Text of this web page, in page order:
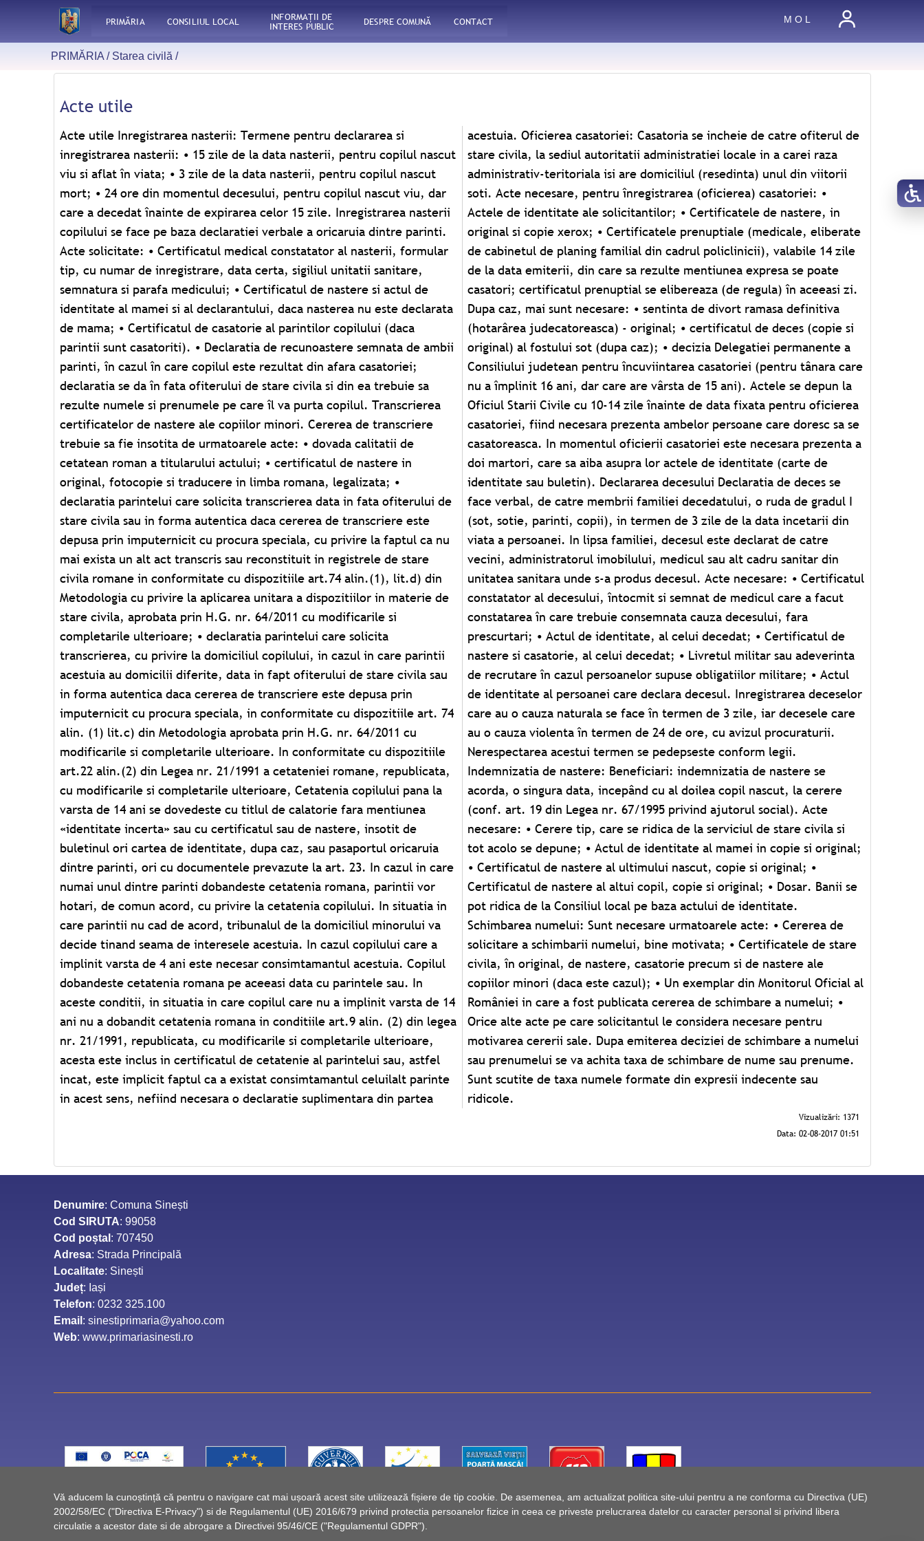
Vă aducem la cunoștință că pentru o navigare cat mai ușoară acest site utilizează fișiere de tip cookie. De asemenea, am actualizat politica site-ului pentru a ne conforma cu Directiva (UE)
2002/58/EC ("Directiva E-Privacy") si de Regulamentul (UE) 2016/679 privind protectia persoanelor fizice in ceea ce priveste prelucrarea datelor cu caracter personal si privind libera
circulatie a acestor date si de abrogare a Directivei 95/46/CE ("Regulamentul GDPR").
PRIMĂRIA CONSILIUL LOCAL INFORMAŢII DE
INTERES PUBLIC DESPRE COMUNĂ CONTACT M O L
PRIMĂRIA / Starea civilă /
Acte utile
Acte utile Inregistrarea nasterii: Termene pentru declararea si
inregistrarea nasterii: • 15 zile de la data nasterii, pentru copilul nascut
viu si aflat în viata; • 3 zile de la data nasterii, pentru copilul nascut
mort; • 24 ore din momentul decesului, pentru copilul nascut viu, dar
care a decedat înainte de expirarea celor 15 zile. Inregistrarea nasterii
copilului se face pe baza declaratiei verbale a oricaruia dintre parinti.
Acte solicitate: • Certificatul medical constatator al nasterii, formular
tip, cu numar de inregistrare, data certa, sigiliul unitatii sanitare,
semnatura si parafa medicului; • Certificatul de nastere si actul de
identitate al mamei si al declarantului, daca nasterea nu este declarata
de mama; • Certificatul de casatorie al parintilor copilului (daca
parintii sunt casatoriti). • Declaratia de recunoastere semnata de ambii
parinti, în cazul în care copilul este rezultat din afara casatoriei;
declaratia se da în fata ofiterului de stare civila si din ea trebuie sa
rezulte numele si prenumele pe care îl va purta copilul. Transcrierea
certificatelor de nastere ale copiilor minori. Cererea de transcriere
trebuie sa fie insotita de urmatoarele acte: • dovada calitatii de
cetatean roman a titularului actului; • certificatul de nastere in
original, fotocopie si traducere in limba romana, legalizata; •
declaratia parintelui care solicita transcrierea data in fata ofiterului de
stare civila sau in forma autentica daca cererea de transcriere este
depusa prin imputernicit cu procura speciala, cu privire la faptul ca nu
mai exista un alt act transcris sau reconstituit in registrele de stare
civila romane in conformitate cu dispozitiile art.74 alin.(1), lit.d) din
Metodologia cu privire la aplicarea unitara a dispozitiilor in materie de
stare civila, aprobata prin H.G. nr. 64/2011 cu modificarile si
completarile ulterioare; • declaratia parintelui care solicita
transcrierea, cu privire la domiciliul copilului, in cazul in care parintii
acestuia au domicilii diferite, data in fapt ofiterului de stare civila sau
in forma autentica daca cererea de transcriere este depusa prin
imputernicit cu procura speciala, in conformitate cu dispozitiile art. 74
alin. (1) lit.c) din Metodologia aprobata prin H.G. nr. 64/2011 cu
modificarile si completarile ulterioare. In conformitate cu dispozitiile
art.22 alin.(2) din Legea nr. 21/1991 a cetateniei romane, republicata,
cu modificarile si completarile ulterioare, Cetatenia copilului pana la
varsta de 14 ani se dovedeste cu titlul de calatorie fara mentiunea
«identitate incerta» sau cu certificatul sau de nastere, insotit de
buletinul ori cartea de identitate, dupa caz, sau pasaportul oricaruia
dintre parinti, ori cu documentele prevazute la art. 23. In cazul in care
numai unul dintre parinti dobandeste cetatenia romana, parintii vor
hotari, de comun acord, cu privire la cetatenia copilului. In situatia in
care parintii nu cad de acord, tribunalul de la domiciliul minorului va
decide tinand seama de interesele acestuia. In cazul copilului care a
implinit varsta de 4 ani este necesar consimtamantul acestuia. Copilul
dobandeste cetatenia romana pe aceeasi data cu parintele sau. In
aceste conditii, in situatia in care copilul care nu a implinit varsta de 14
ani nu a dobandit cetatenia romana in conditiile art.9 alin. (2) din legea
nr. 21/1991, republicata, cu modificarile si completarile ulterioare,
acesta este inclus in certificatul de cetatenie al parintelui sau, astfel
incat, este implicit faptul ca a existat consimtamantul celuilalt parinte
in acest sens, nefiind necesara o declaratie suplimentara din partea
acestuia. Oficierea casatoriei: Casatoria se incheie de catre ofiterul de
stare civila, la sediul autoritatii administratiei locale in a carei raza
administrativ-teritoriala isi are domiciliul (resedinta) unul din viitorii
soti. Acte necesare, pentru înregistrarea (oficierea) casatoriei: •
Actele de identitate ale solicitantilor; • Certificatele de nastere, in
original si copie xerox; • Certificatele prenuptiale (medicale, eliberate
de cabinetul de planing familial din cadrul policlinicii), valabile 14 zile
de la data emiterii, din care sa rezulte mentiunea expresa se poate
casatori; certificatul prenuptial se elibereaza (de regula) în aceeasi zi.
Dupa caz, mai sunt necesare: • sentinta de divort ramasa definitiva
(hotarârea judecatoreasca) - original; • certificatul de deces (copie si
original) al fostului sot (dupa caz); • decizia Delegatiei permanente a
Consiliului judetean pentru încuviintarea casatoriei (pentru tânara care
nu a împlinit 16 ani, dar care are vârsta de 15 ani). Actele se depun la
Oficiul Starii Civile cu 10-14 zile înainte de data fixata pentru oficierea
casatoriei, fiind necesara prezenta ambelor persoane care doresc sa se
casatoreasca. In momentul oficierii casatoriei este necesara prezenta a
doi martori, care sa aiba asupra lor actele de identitate (carte de
identitate sau buletin). Declararea decesului Declaratia de deces se
face verbal, de catre membrii familiei decedatului, o ruda de gradul I
(sot, sotie, parinti, copii), in termen de 3 zile de la data incetarii din
viata a persoanei. In lipsa familiei, decesul este declarat de catre
vecini, administratorul imobilului, medicul sau alt cadru sanitar din
unitatea sanitara unde s-a produs decesul. Acte necesare: • Certificatul
constatator al decesului, întocmit si semnat de medicul care a facut
constatarea în care trebuie consemnata cauza decesului, fara
prescurtari; • Actul de identitate, al celui decedat; • Certificatul de
nastere si casatorie, al celui decedat; • Livretul militar sau adeverinta
de recrutare în cazul persoanelor supuse obligatiilor militare; • Actul
de identitate al persoanei care declara decesul. Inregistrarea deceselor
care au o cauza naturala se face în termen de 3 zile, iar decesele care
au o cauza violenta în termen de 24 de ore, cu avizul procuraturii.
Nerespectarea acestui termen se pedepseste conform legii.
Indemnizatia de nastere: Beneficiari: indemnizatia de nastere se
acorda, o singura data, incepând cu al doilea copil nascut, la cerere
(conf. art. 19 din Legea nr. 67/1995 privind ajutorul social). Acte
necesare: • Cerere tip, care se ridica de la serviciul de stare civila si
tot acolo se depune; • Actul de identitate al mamei in copie si original;
• Certificatul de nastere al ultimului nascut, copie si original; •
Certificatul de nastere al altui copil, copie si original; • Dosar. Banii se
pot ridica de la Consiliul local pe baza actului de identitate.
Schimbarea numelui: Sunt necesare urmatoarele acte: • Cererea de
solicitare a schimbarii numelui, bine motivata; • Certificatele de stare
civila, în original, de nastere, casatorie precum si de nastere ale
copiilor minori (daca este cazul); • Un exemplar din Monitorul Oficial al
României in care a fost publicata cererea de schimbare a numelui; •
Orice alte acte pe care solicitantul le considera necesare pentru
motivarea cererii sale. Dupa emiterea deciziei de schimbare a numelui
sau prenumelui se va achita taxa de schimbare de nume sau prenume.
Sunt scutite de taxa numele formate din expresii indecente sau
ridicole.
Denumire: Comuna Sinești
Cod SIRUTA: 99058
Cod poștal : 707450
Adresa: Strada Principală
Localitate: Sinești
Județ: Iași
Telefon: 0232 325.100
Email : sinestiprimaria@yahoo.com
Web: www.primariasinesti.ro